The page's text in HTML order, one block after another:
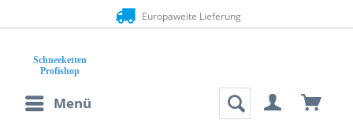
Europaweite Lieferung
Menü